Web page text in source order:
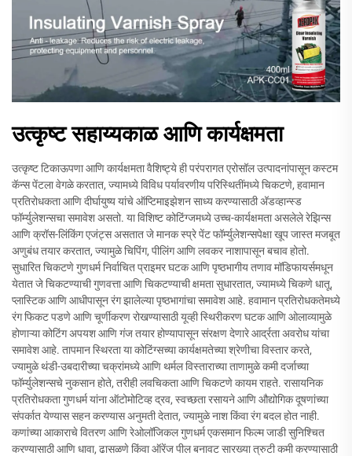
उत्कृष्ट सहाय्यकाळ आणि कार्यक्षमता
उत्कृष्ट टिकाऊपणा आणि कार्यक्षमता वैशिष्ट्ये ही परंपरागत एरोसॉल उत्पादनांपासून कस्टम
कॅन्स पेंटला वेगळे करतात, ज्यामध्ये विविध पर्यावरणीय परिस्थितींमध्ये चिकटणे, हवामान
प्रतिरोधकता आणि दीर्घायुष्य यांचे ऑप्टिमाइझेशन साध्य करण्यासाठी अ‍ॅडव्हान्स्ड
फॉर्म्युलेशन्सचा समावेश असतो. या विशिष्ट कोटिंग्जमध्ये उच्च-कार्यक्षमता असलेले रेझिन्स
आणि क्रॉस-लिंकिंग एजंट्स असतात जे मानक स्प्रे पेंट फॉर्म्युलेशन्सपेक्षा खूप जास्त मजबूत
अणुबंध तयार करतात, ज्यामुळे चिपिंग, पीलिंग आणि लवकर नाशापासून बचाव होतो.
सुधारित चिकटणे गुणधर्म निर्वाचित प्राइमर घटक आणि पृष्ठभागीय तणाव मॉडिफायर्समधून
येतात जे चिकटण्याची गुणवत्ता आणि चिकटण्याची क्षमता सुधारतात, ज्यामध्ये चिकणे धातू,
प्लास्टिक आणि आधीपासून रंग झालेल्या पृष्ठभागांचा समावेश आहे. हवामान प्रतिरोधकतेमध्ये
रंग फिकट पडणे आणि चूर्णीकरण रोखण्यासाठी यूव्ही स्थिरीकरण घटक आणि ओलाव्यामुळे
होणाऱ्या कोटिंग अपयश आणि गंज तयार होण्यापासून संरक्षण देणारे आर्द्रता अवरोध यांचा
समावेश आहे. तापमान स्थिरता या कोटिंग्सच्या कार्यक्षमतेच्या श्रेणीचा विस्तार करते,
ज्यामुळे थंडी-उबदारीच्या चक्रांमध्ये आणि थर्मल विस्ताराच्या ताणामुळे कमी दर्जाच्या
फॉर्म्युलेशन्सचे नुकसान होते, तरीही लवचिकता आणि चिकटणे कायम राहते. रासायनिक
प्रतिरोधकता गुणधर्म यांना ऑटोमोटिव्ह द्रव, स्वच्छता रसायने आणि औद्योगिक दूषणांच्या
संपर्कात येण्यास सहन करण्यास अनुमती देतात, ज्यामुळे नाश किंवा रंग बदल होत नाही.
कणांच्या आकाराचे वितरण आणि रेओलॉजिकल गुणधर्म एकसमान फिल्म जाडी सुनिश्चित
करण्यासाठी आणि धावा, ढासळणे किंवा ऑरेंज पील बनावट सारख्या त्रुटी कमी करण्यासाठी